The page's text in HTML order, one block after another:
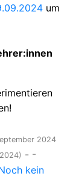
um
2024
- -
kein